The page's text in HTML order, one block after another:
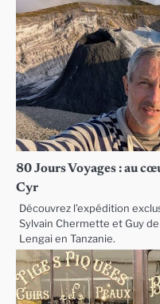
80 Jours Voyages : au
Cyr
Découvrez l’expédition
Sylvain Chermette et Guy
Lengai en Tanzanie.